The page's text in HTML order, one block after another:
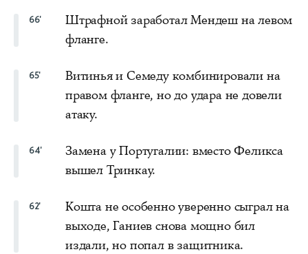
66'
Штрафной заработал Мендеш на левом
фланге.
65'
Витинья и Семеду комбинировали на
правом фланге, но до удара не довели
атаку.
64'
Замена у Португалии: вместо Феликса
вышел Тринкау.
62'
Кошта не особенно уверенно сыграл на
выходе, Ганиев снова мощно бил
издали, но попал в защитника.